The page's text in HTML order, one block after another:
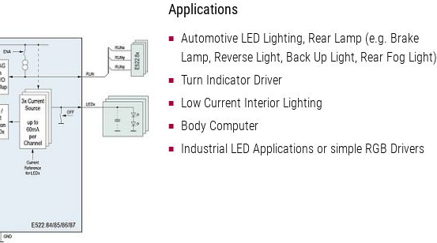
Applications
Automotive LED Lighting, Rear Lamp (e.g. Brake
Lamp, Reverse Light, Back Up Light, Rear Fog Light)
Turn Indicator Driver
Low Current Interior Lighting
Body Computer
Industrial LED Applications or simple RGB Drivers